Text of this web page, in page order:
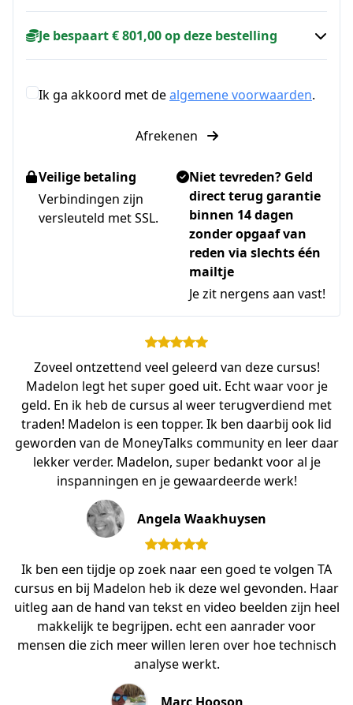
Je bespaart € 801,00 op deze bestelling
Ik ga akkoord met dealgemene voorwaarden.
Afrekenen
Veilige betaling
Verbindingen zijn
versleuteld met SSL.
Niet tevreden? Geld
direct terug garantie
binnen 14 dagen
zonder opgaaf van
reden via slechts één
mailtje
Je zit nergens aan vast!
Zoveel ontzettend veel geleerd van deze cursus!
Madelon legt het super goed uit. Echt waar voor je
geld. En ik heb de cursus al weer terugverdiend met
traden! Madelon is een topper. Ik ben daarbij ook lid
geworden van de MoneyTalks community en leer daar
lekker verder. Madelon, super bedankt voor al je
inspanningen en je gewaardeerde werk!
Angela Waakhuysen
Ik ben een tijdje op zoek naar een goed te volgen TA
cursus en bij Madelon heb ik deze wel gevonden. Haar
uitleg aan de hand van tekst en video beelden zijn heel
makkelijk te begrijpen. echt een aanrader voor
mensen die zich meer willen leren over hoe technisch
analyse werkt.